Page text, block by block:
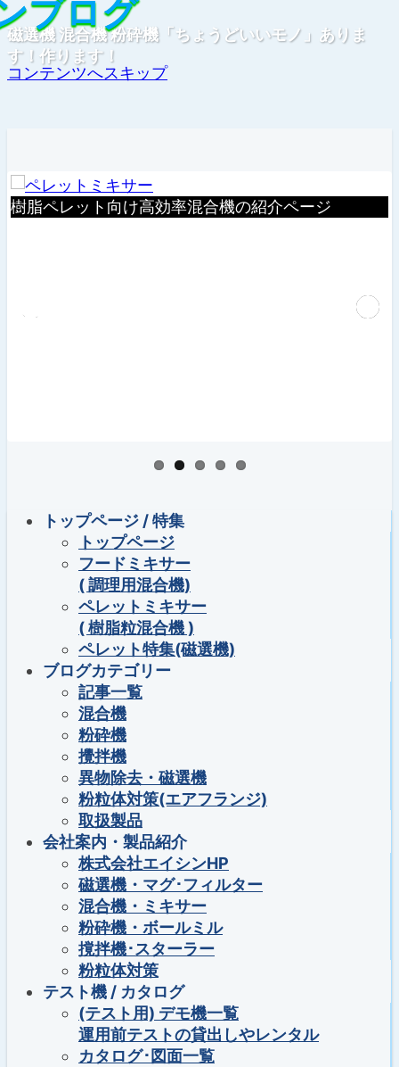
コンテンツへスキップ
磁選機 混合機 粉砕機「ちょうどいいモノ」ありま
す！作ります！
ブログ
樹脂ペレット向け高効率混合機の紹介ページ
トップページ / 特集
トップページ
フードミキサー
( 調理用混合機)
ペレットミキサー
( 樹脂粒混合機 )
ペレット特集(磁選機)
ブログカテゴリー
記事一覧
混合機
粉砕機
攪拌機
異物除去・磁選機
粉粒体対策(エアフランジ)
取扱製品
会社案内・製品紹介
株式会社エイシンHP
磁選機・マグ･フィルター
混合機・ミキサー
粉砕機・ボールミル
撹拌機･スターラー
粉粒体対策
テスト機 / カタログ
(テスト用) デモ機一覧
運用前テストの貸出しやレンタル
カタログ･図面一覧
ブログ